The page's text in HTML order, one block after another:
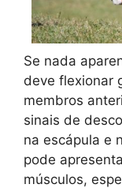
Se nada
deve flexionar
membros
sinais de
na escápula e
pode
músculos,